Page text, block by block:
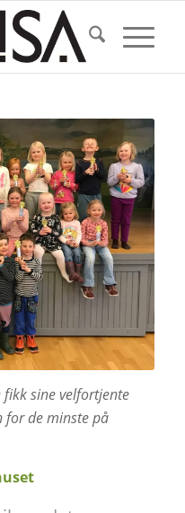
fikk sine velfortjente
for de minste på